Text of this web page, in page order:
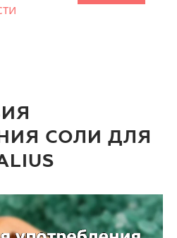
СОЛИ ДЛЯ